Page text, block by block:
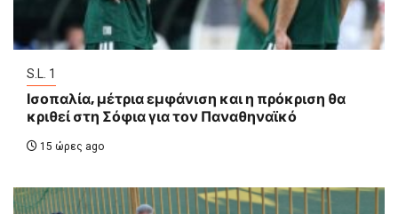
S.L. 1
Ισοπαλία, μέτρια εμφάνιση και η πρόκριση θα
κριθεί στη Σόφια για τον Παναθηναϊκό
15 ώρες ago